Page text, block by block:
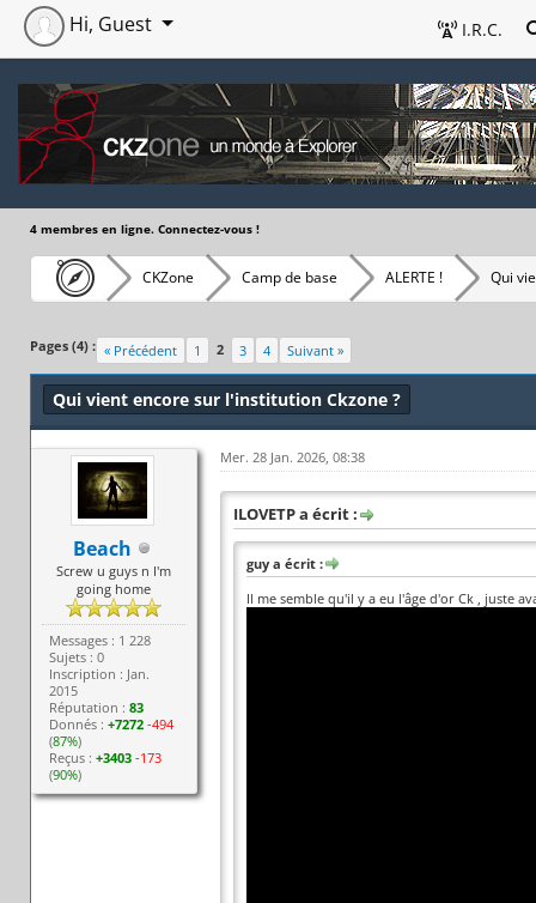
I.R.C.
Hi, Guest
4 membres en ligne. Connectez-vous !
CKZone Camp de base ALERTE ! Qui
Pages (4) : « Précédent 1 2 3 4 Suivant »
Qui vient encore sur l'institution Ckzone ?
Beach
Screw u guys n I'm
going home
Messages : 1 228
Sujets : 0
Inscription : Jan.
2015
Réputation :83
Donnés :+7272 -494
(87%)
Reçus :+3403 -173
(90%)
Mer. 28 Jan. 2026, 08:38
ILOVETP a écrit :
guy a écrit :
Il me semble qu'il y a eu l'âge d'or Ck , juste